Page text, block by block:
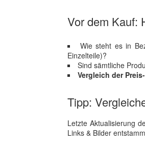
Vor dem Kauf:
Wie steht es in
Einzelteile)?
Sind sämtliche
Vergleich der
Tipp:
Letzte Aktualisierung
Links & Bilder